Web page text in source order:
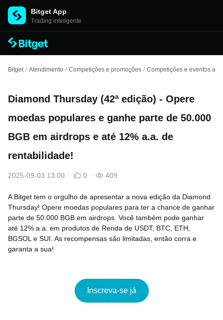
Bitget App
Trading inteligente
Bitget / Atendimento / Competições e promoções / Competições e eventos
Diamond Thursday (42ª edição) - Opere
moedas populares e ganhe parte de 50.000
BGB em airdrops e até 12% a.a. de
rentabilidade!
2025-09-03 13:00 0 409
A Bitget tem o orgulho de apresentar a nova edição da Diamond
Thursday! Opere moedas populares para ter a chance de ganhar
parte de 50.000 BGB em airdrops. Você também pode ganhar
até 12% a.a. em produtos de Renda de USDT, BTC, ETH,
BGSOL e SUI. As recompensas são limitadas, então corra e
garanta a sua!
Inscreva-se já